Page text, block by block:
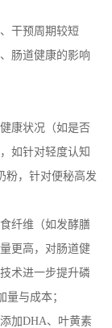
干预周期较短
肠道健康的影响
康状况（如是否
如针对轻度认知
粉，针对便秘高发
纤维（如发酵膳
更高，对肠道健
术进一步提升磷
量与成本；
加DHA、叶黄素